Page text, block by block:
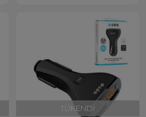
TÜKENDI